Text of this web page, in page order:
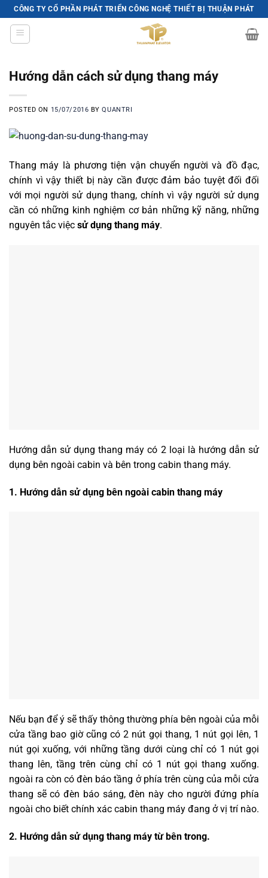
Skip
to
content
CÔNG TY CỔ PHẦN PHÁT TRIỂN CÔNG NGHỆ THIẾT BỊ THUẬN PHÁT
Hướng dẫn cách sử dụng thang máy
POSTED ON 15/07/2016 BYQUANTRI
Thang máy là phương tiện vận chuyển người và đồ đạc,
chính vì vậy thiết bị này cần được đảm bảo tuyệt đối đối
với mọi người sử dụng thang, chính vì vậy người sử dụng
cần có những kinh nghiệm cơ bản những kỹ năng, những
nguyên tắc việc sử dụng thang máy.
Hướng dẫn sử dụng thang máy có 2 loại là hướng dẫn sử
dụng bên ngoài cabin và bên trong cabin thang máy.
1. Hướng dẫn sử dụng bên ngoài cabin thang máy
Nếu bạn để ý sẽ thấy thông thường phía bên ngoài của mỗi
cửa tầng bao giờ cũng có 2 nút gọi thang, 1 nút gọi lên, 1
nút gọi xuống, với những tầng dưới cùng chỉ có 1 nút gọi
thang lên, tầng trên cùng chỉ có 1 nút gọi thang xuống.
ngoài ra còn có đèn báo tầng ở phía trên cùng của mỗi cửa
thang sẽ có đèn báo sáng, đèn này cho người đứng phía
ngoài cho biết chính xác cabin thang máy đang ở vị trí nào.
2. Hướng dẫn sử dụng thang máy từ bên trong.